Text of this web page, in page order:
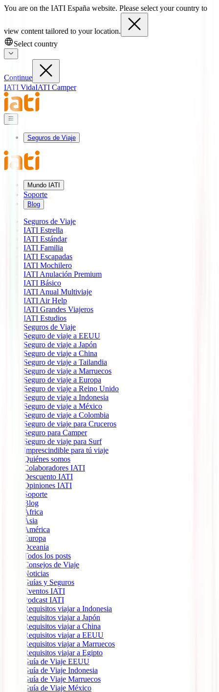
You are on the IATI España website. Please select your country to
view content tailored to your location.
Select country
Continue
IATI VidaIATI Camper
Seguros de Viaje
Mundo IATI
Soporte
Blog
Seguros de Viaje
IATI Estrella
IATI Estándar
IATI Familia
IATI Escapadas
IATI Mochilero
IATI Anulación Premium
IATI Básico
IATI Anual Multiviaje
IATI Air Help
IATI Grandes Viajeros
IATI Estudios
Seguros de Viaje
Seguro de viaje a EEUU
Seguro de viaje a Japón
Seguro de viaje a China
Seguro de viaje a Tailandia
Seguro de viaje a Marruecos
Seguro de viaje a Europa
Seguro de viaje a Reino Unido
Seguro de viaje a Indonesia
Seguro de viaje a México
Seguro de viaje a Colombia
Seguro de viaje para Cruceros
Seguro para Camper
Seguro de viaje para Surf
Imprescindible para tú viaje
Quiénes somos
Colaboradores IATI
Descuento IATI
Opiniones IATI
Soporte
Blog
África
Ásia
América
Europa
Oceania
Todos los posts
Consejos de Viaje
Noticias
Guías y Seguros
Eventos IATI
Podcast IATI
Requisitos viajar a Indonesia
Requisitos viajar a Japón
Requisitos viajar a China
Requisitos viajar a EEUU
Requisitos viajar a Marruecos
Requisitos viajar a Egipto
Guía de Viaje EEUU
Guía de Viaje Indonesia
Guía de Viaje Marruecos
Guía de Viaje México